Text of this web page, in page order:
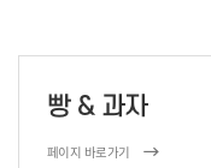
빵 & 과자
페이지 바로가기